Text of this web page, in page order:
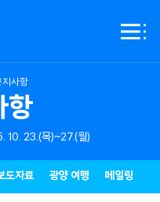
전체
항
10. 23.(목)~27.(월)
지사항
도자료 광양 여행 메일링